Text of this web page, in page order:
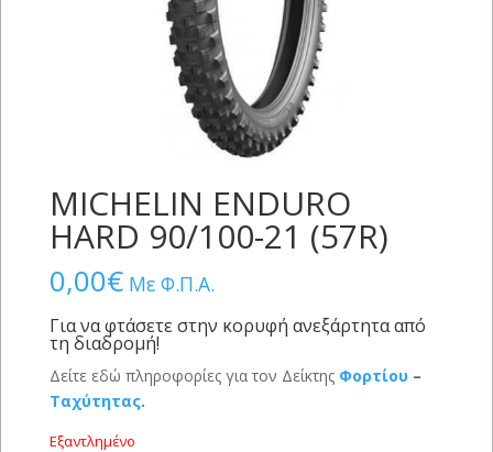
MICHELIN ENDURO
HARD 90/100-21 (57R)
0,00€ Με Φ.Π.Α.
Για να φτάσετε στην κορυφή ανεξάρτητα από
τη διαδρομή!
Δείτε εδώ πληροφορίες για τον Δείκτης Φορτίου –
Ταχύτητας.
Εξαντλημένο